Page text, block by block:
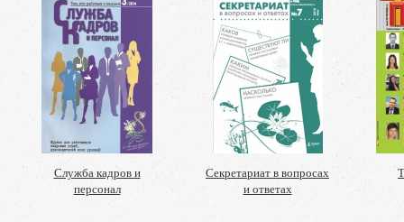
Служба кадров и
персонал
Секретариат в вопросах
и ответах